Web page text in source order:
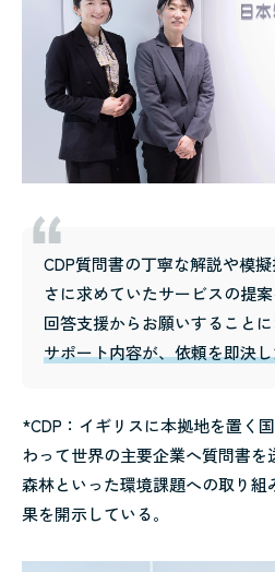
CDP質問書の丁寧な解説や模
さに求めていたサービスの提
回答支援からお願いすることに
サポート内容が、依頼を即決
*CDP：イギリスに本拠地を置く
わって世界の主要企業へ質問書を
森林といった環境課題への取り
果を開示している。